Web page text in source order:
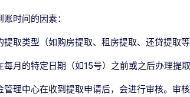
时间的因素：
提取类型（如购房提取、租房提取、还贷提取
每月的特定日期（如15号）之前或之后办理提
管理中心在收到提取申请后，会进行审核。审